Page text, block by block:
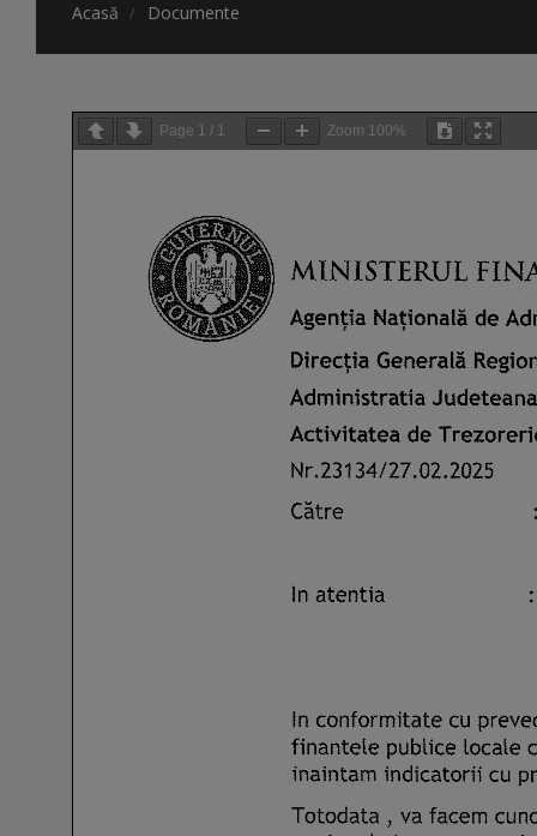
Acasă Documente
Page 1 / 1 Zoom 100%